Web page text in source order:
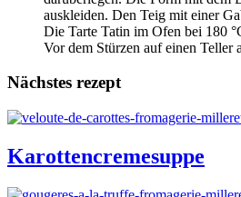
auskleiden. Den Teig mit einer
Die Tarte Tatin im Ofen bei 180
Vor dem Stürzen auf einen Teller
Nächstes rezept
Karottencremesuppe